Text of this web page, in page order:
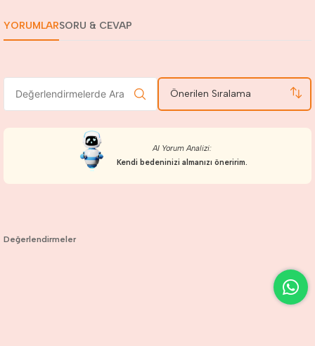
YORUMLARSORU & CEVAP
Önerilen Sıralama
AI Yorum Analizi:
Kendi bedeninizi almanızı öneririm.
Değerlendirmeler